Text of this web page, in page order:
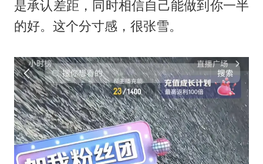
是承认差距，同时相信自己能做到你一半
的好。这个分寸感，很张雪。